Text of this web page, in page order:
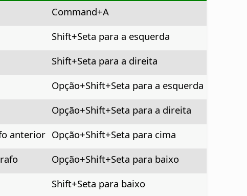
Command+A
Shift+Seta para a esquerda
Shift+Seta para a direita
Opção+Shift+Seta para a esquerda
Opção+Shift+Seta para a direita
anterior Opção+Shift+Seta para cima
Opção+Shift+Seta para baixo
Shift+Seta para baixo